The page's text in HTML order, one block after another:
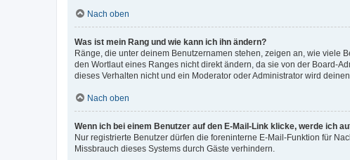
Nach oben
Was ist mein Rang und wie kann ich ihn ändern?
Ränge, die unter deinem Benutzernamen stehen, zeigen an, wie viele
den Wortlaut eines Ranges nicht direkt ändern, da sie von der Board-
dieses Verhalten nicht und ein Moderator oder Administrator wird
Nach oben
Wenn ich bei einem Benutzer auf den E-Mail-Link klicke, werde ich
Nur registrierte Benutzer dürfen die foreninterne E-Mail-Funktion für
Missbrauch dieses Systems durch Gäste verhindern.